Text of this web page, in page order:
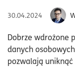
30.04.2024
Dobrze wdrożone
danych
pozwalają